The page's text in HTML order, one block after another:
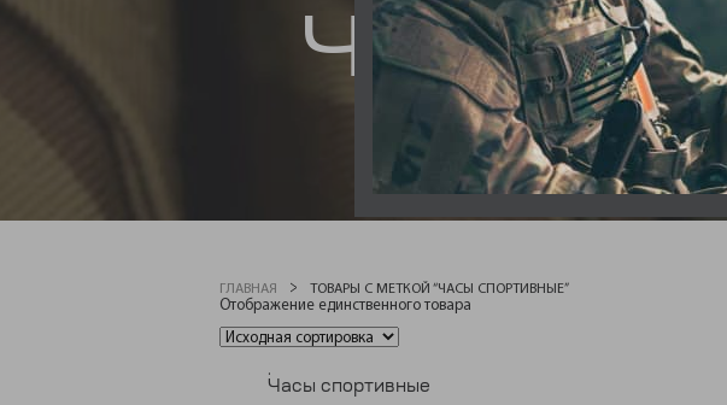
ЧАСЫ
ГЛАВНАЯ ТОВАРЫ С МЕТКОЙ “ЧАСЫ СПОРТИВНЫЕ”
Отображение единственного товара
.
Часы спортивные